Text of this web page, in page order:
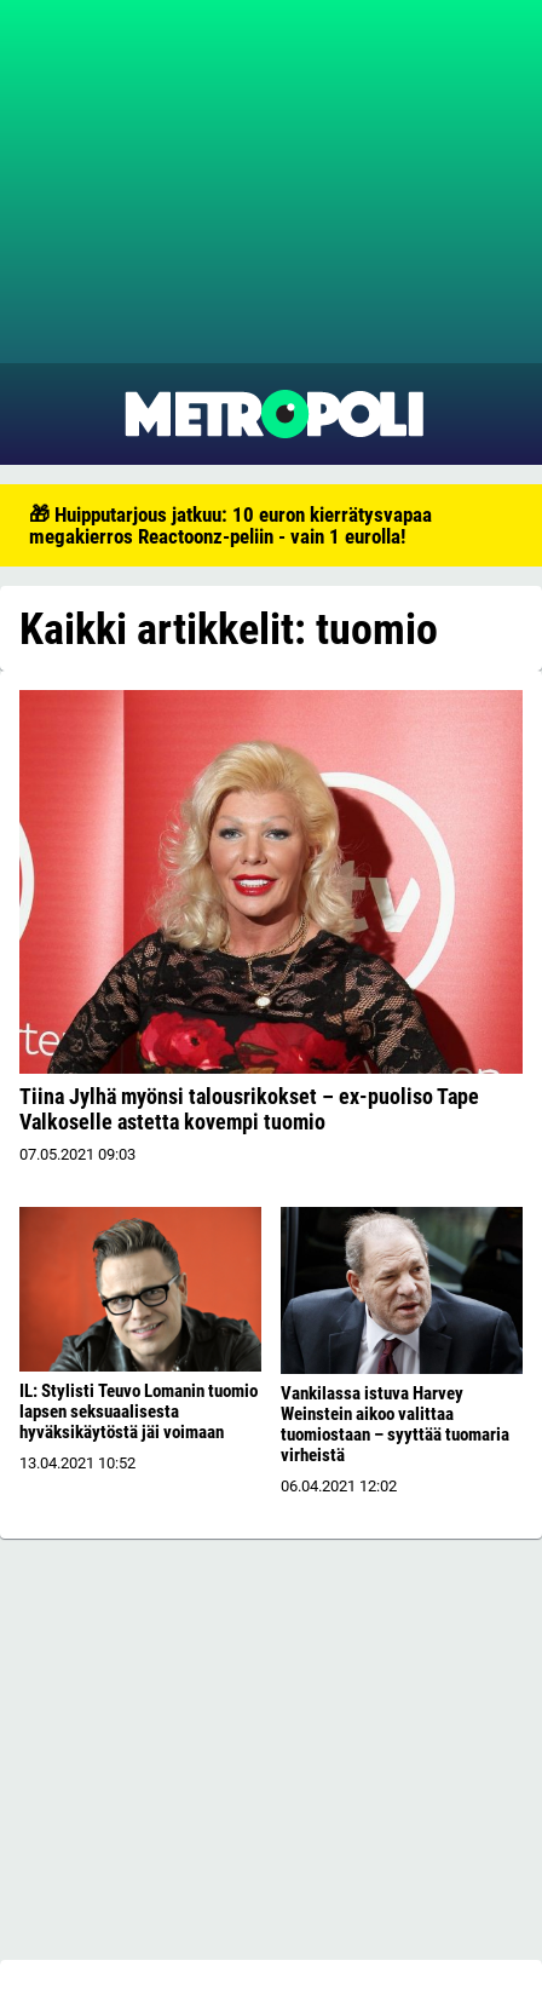
🎁 Huipputarjous jatkuu: 10 euron kierrätysvapaa
megakierros Reactoonz-peliin - vain 1 eurolla!
Kaikki artikkelit: tuomio
Tiina Jylhä myönsi talousrikokset – ex-puoliso Tape
Valkoselle astetta kovempi tuomio
07.05.2021 09:03
IL: Stylisti Teuvo Lomanin tuomio
lapsen seksuaalisesta
hyväksikäytöstä jäi voimaan
13.04.2021 10:52
Vankilassa istuva Harvey
Weinstein aikoo valittaa
tuomiostaan – syyttää tuomaria
virheistä
06.04.2021 12:02